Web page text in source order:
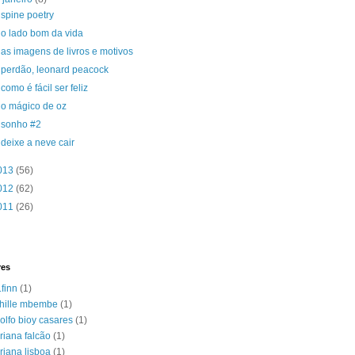
spine poetry
o lado bom da vida
as imagens de livros e motivos
perdão, leonard peacock
como é fácil ser feliz
o mágico de oz
sonho #2
deixe a neve cair
(56)
(62)
(26)
(1)
mbembe (1)
bioy casares (1)
falcão (1)
lisboa (1)